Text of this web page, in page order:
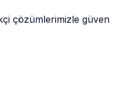
çözümlerimizle güven